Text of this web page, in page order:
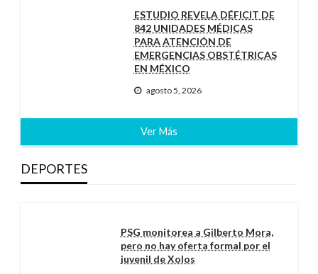
ESTUDIO REVELA DÉFICIT DE
842 UNIDADES MÉDICAS
PARA ATENCIÓN DE
EMERGENCIAS OBSTÉTRICAS
EN MÉXICO
agosto 5, 2026
Ver Más
DEPORTES
PSG monitorea a Gilberto Mora,
pero no hay oferta formal por el
juvenil de Xolos